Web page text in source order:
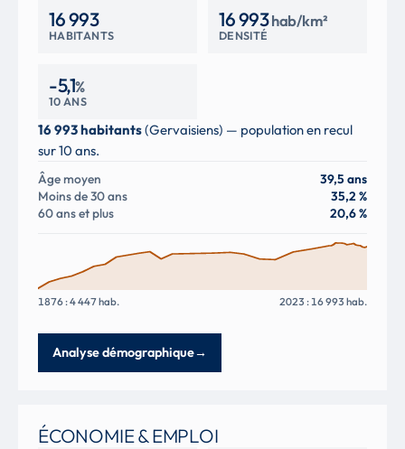
16 993
HABITANTS
16 993hab/km²
DENSITÉ
-5,1%
10 ANS
16 993 habitants(Gervaisiens) — population en recul
sur 10 ans.
Âge moyen
39,5 ans
Moins de 30 ans
35,2 %
60 ans et plus
20,6 %
1876 : 4 447 hab. 2023 : 16 993 hab.
Analyse démographique→
ÉCONOMIE & EMPLOI